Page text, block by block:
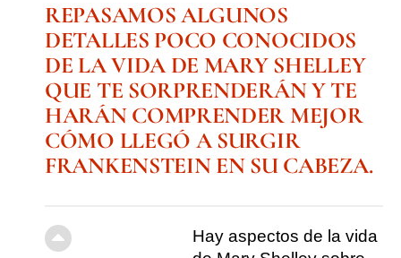
REPASAMOS ALGUNOS
DETALLES POCO CONOCIDOS
DE LA VIDA DE MARY SHELLEY
QUE TE SORPRENDERÁN Y TE
HARÁN COMPRENDER MEJOR
CÓMO LLEGÓ A SURGIR
FRANKENSTEIN EN SU CABEZA.
Hay aspectos de la vida